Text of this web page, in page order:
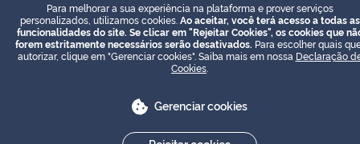
Para melhorar a sua experiência na plataforma e prover serviços
personalizados, utilizamos cookies. Ao aceitar, você terá acesso a todas as
funcionalidades do site. Se clicar em "Rejeitar Cookies", os cookies que
forem estritamente necessários serão desativados. Para escolher quais
autorizar, clique em "Gerenciar cookies". Saiba mais em nossa Declaração
Cookies
Gerenciar cookies